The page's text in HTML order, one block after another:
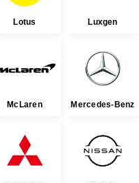
Lotus Luxgen
McLaren Mercedes-Benz